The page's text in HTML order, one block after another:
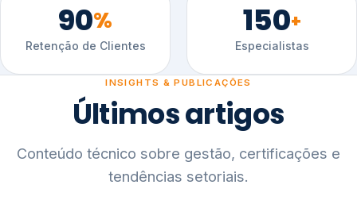
90%
Retenção de Clientes
150+
Especialistas
INSIGHTS & PUBLICAÇÕES
Últimos artigos
Conteúdo técnico sobre gestão, certificações e
tendências setoriais.